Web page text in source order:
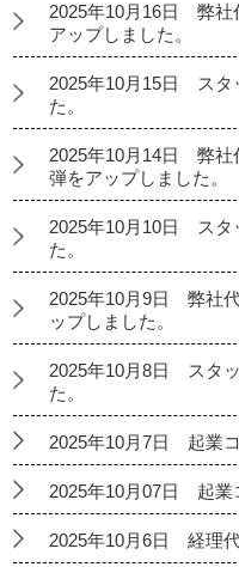
2025年10月16日 弊社
アップしました。
2025年10月15日 スタ
た。
2025年10月14日 弊社
弾をアップしました。
2025年10月10日 スタ
た。
2025年10月9日 弊社
ップしました。
2025年10月8日 スタ
た。
2025年10月7日 起業コ
2025年10月07日 起業
2025年10月6日 経理